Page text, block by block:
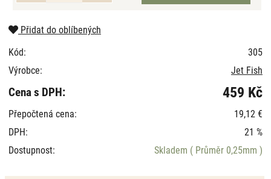
Přidat do oblíbených
Kód:
305
Výrobce:
Jet Fish
Cena s DPH: 459 Kč
Přepočtená cena:
19,12 €
DPH:
21 %
Dostupnost:
Skladem ( Průměr 0,25mm )